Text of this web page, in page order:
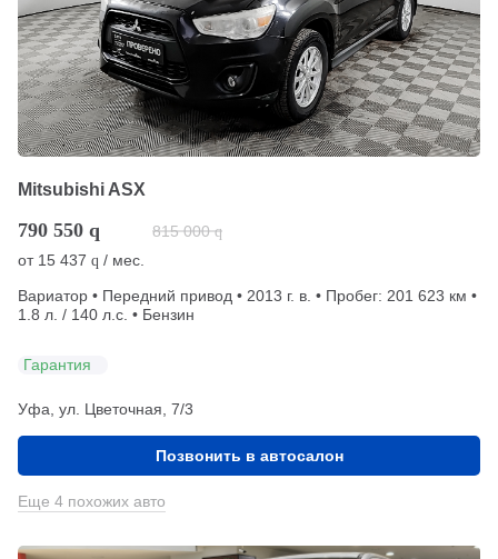
Mitsubishi ASX
790 550 q 815 000 q
от 15 437 q / мес.
Вариатор • Передний привод • 2013 г. в. • Пробег: 201 623 км •
1.8 л. / 140 л.с. • Бензин
Гарантия
Уфа, ул. Цветочная, 7/3
Позвонить в автосалон
Еще 4 похожих авто